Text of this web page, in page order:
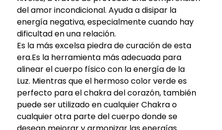
del amor incondicional. Ayuda a disipar la
energía negativa, especialmente cuando hay
dificultad en una relación.
Es la más excelsa piedra de curación de esta
era.Es la herramienta más adecuada para
alinear el cuerpo físico con la energía de la
Luz. Mientras que el hermoso color verde es
perfecto para el chakra del corazón, también
puede ser utilizado en cualquier Chakra o
cualquier otra parte del cuerpo donde se